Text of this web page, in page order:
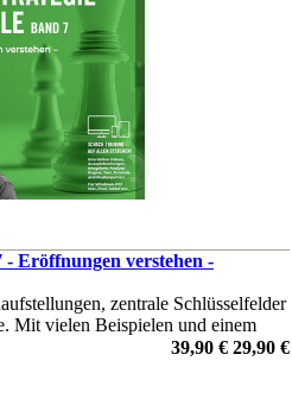
- Eröffnungen verstehen -
zentrale Schlüsselfelder
Mit vielen Beispielen und einem
Druck aufzubauen – für ein
39,90 € 29,90 €